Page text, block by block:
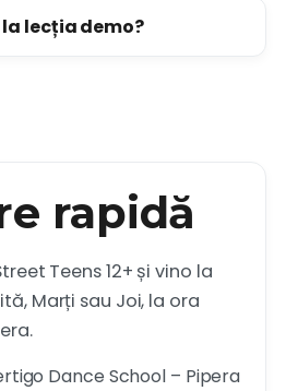
lecția demo?
rapidă
Teens 12+ și vino la
Marți sau Joi, la ora
Dance School – Pipera